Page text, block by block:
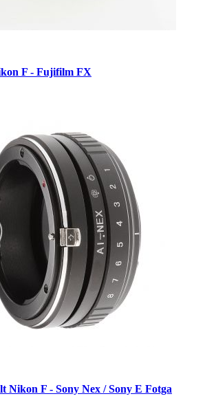
F - Fujifilm FX
Nikon F - Sony Nex / Sony E Fotga